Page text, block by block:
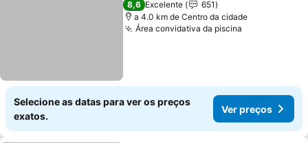
8,6 Excelente
651
a 4.0 km de Centro da cidade
Área convidativa da piscina
Selecione as datas para ver os preços
exatos.
Ver preços